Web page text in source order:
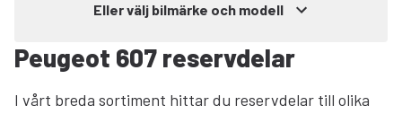
Eller välj bilmärke och modell
Peugeot 607 reservdelar
I vårt breda sortiment hittar du reservdelar till olika